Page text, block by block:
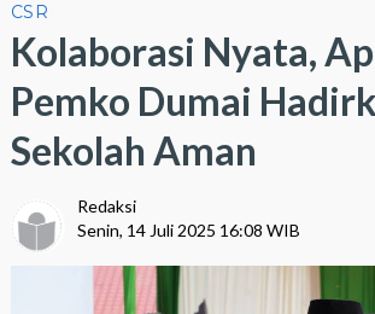
CSR
Kolaborasi Nyata,
Pemko Dumai
Sekolah Aman
Redaksi
Senin, 14 Juli 2025 16:08 WIB